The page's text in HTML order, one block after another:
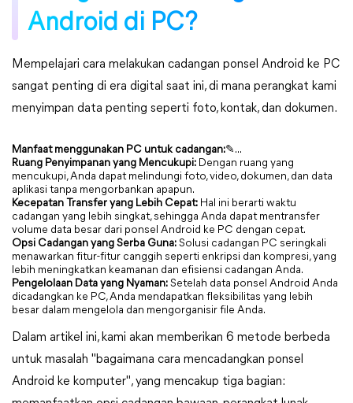
Android di PC?
Mempelajari cara melakukan cadangan ponsel Android ke PC
sangat penting di era digital saat ini, di mana perangkat kami
menyimpan data penting seperti foto, kontak, dan dokumen.
Manfaat menggunakan PC untuk cadangan:✎...
Ruang Penyimpanan yang Mencukupi: Dengan ruang yang
mencukupi, Anda dapat melindungi foto, video, dokumen, dan data
aplikasi tanpa mengorbankan apapun.
Kecepatan Transfer yang Lebih Cepat: Hal ini berarti waktu
cadangan yang lebih singkat, sehingga Anda dapat mentransfer
volume data besar dari ponsel Android ke PC dengan cepat.
Opsi Cadangan yang Serba Guna: Solusi cadangan PC seringkali
menawarkan fitur-fitur canggih seperti enkripsi dan kompresi, yang
lebih meningkatkan keamanan dan efisiensi cadangan Anda.
Pengelolaan Data yang Nyaman: Setelah data ponsel Android Anda
dicadangkan ke PC, Anda mendapatkan fleksibilitas yang lebih
besar dalam mengelola dan mengorganisir file Anda.
Dalam artikel ini, kami akan memberikan 6 metode berbeda
untuk masalah "bagaimana cara mencadangkan ponsel
Android ke komputer", yang mencakup tiga bagian: